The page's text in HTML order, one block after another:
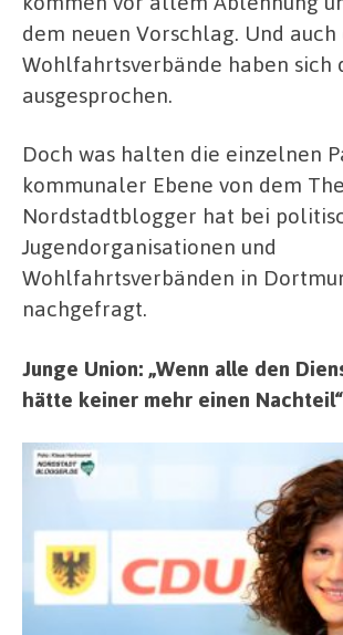
dem neuen Vorschlag. Und auch
Wohlfahrtsverbände haben sich
ausgesprochen.
Doch was halten die einzelnen
kommunaler Ebene von dem
Nordstadtblogger hat bei
Jugendorganisationen und
Wohlfahrtsverbänden in
nachgefragt.
Junge Union: „Wenn alle den
hätte keiner mehr einen Nachteil“